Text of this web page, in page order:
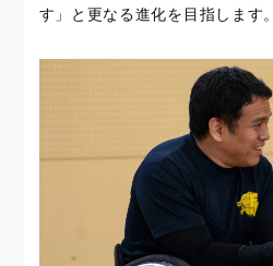
す」と更なる進化を目指します。